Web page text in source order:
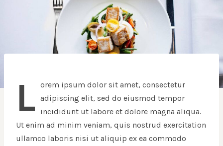
L orem ipsum dolor sit amet, consectetur
adipiscing elit, sed do eiusmod tempor
incididunt ut labore et dolore magna aliqua.
Ut enim ad minim veniam, quis nostrud exercitation
ullamco laboris nisi ut aliquip ex ea commodo